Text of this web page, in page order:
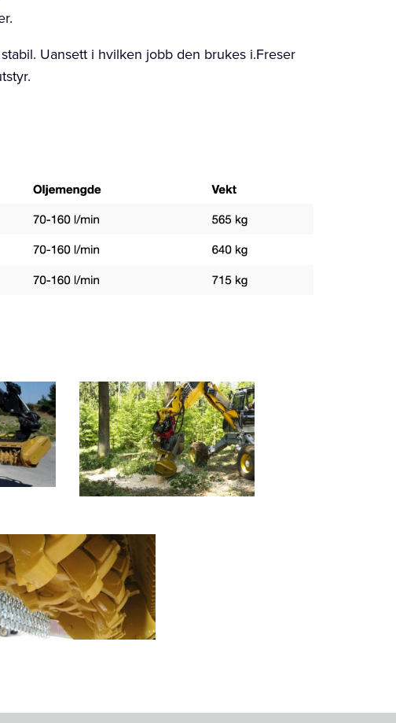
Uansett i hvilken jobb den brukes i.Freser